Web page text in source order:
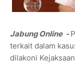
Jabung Online -
terkait dalam
dilakoni